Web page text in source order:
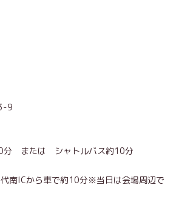
9
分 または シャトルバス約10分
南ICから車で約10分※当日は会場周辺で